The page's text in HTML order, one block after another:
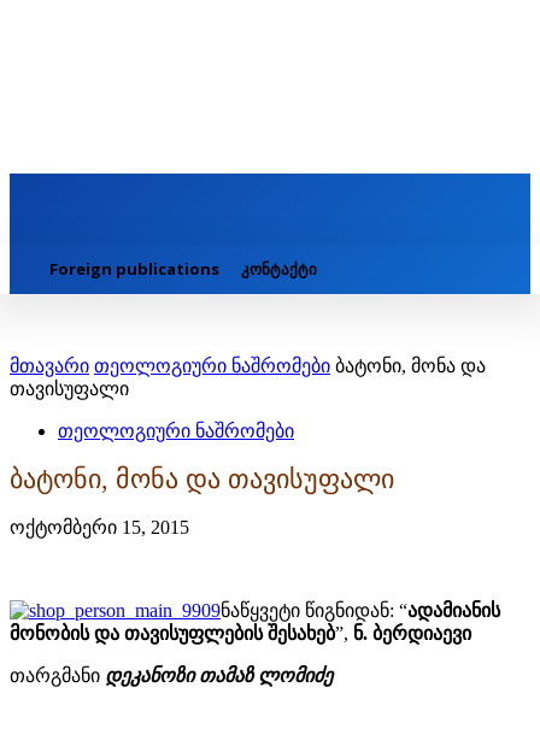
Foreign publications კონტაქტი
მთავარი თეოლოგიური ნაშრომები ბატონი, მონა და
თავისუფალი
თეოლოგიური ნაშრომები
ბატონი, მონა და თავისუფალი
ოქტომბერი 15, 2015
ნაწყვეტი წიგნიდან: “ადამიანის
მონობის და თავისუფლების შესახებ”, ნ. ბერდიაევი
თარგმანი დეკანოზი თამაზ ლომიძე